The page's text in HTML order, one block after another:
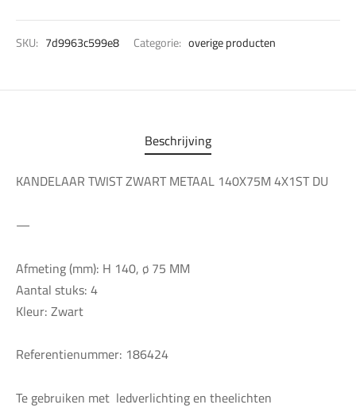
SKU: 7d9963c599e8 Categorie: overige producten
Beschrijving
KANDELAAR TWIST ZWART METAAL 140X75M 4X1ST DU
—
Afmeting (mm): H 140, ø 75 MM
Aantal stuks: 4
Kleur: Zwart
Referentienummer: 186424
Te gebruiken met ledverlichting en theelichten